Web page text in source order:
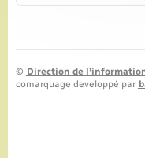
© Direction de
comarquage developpé par